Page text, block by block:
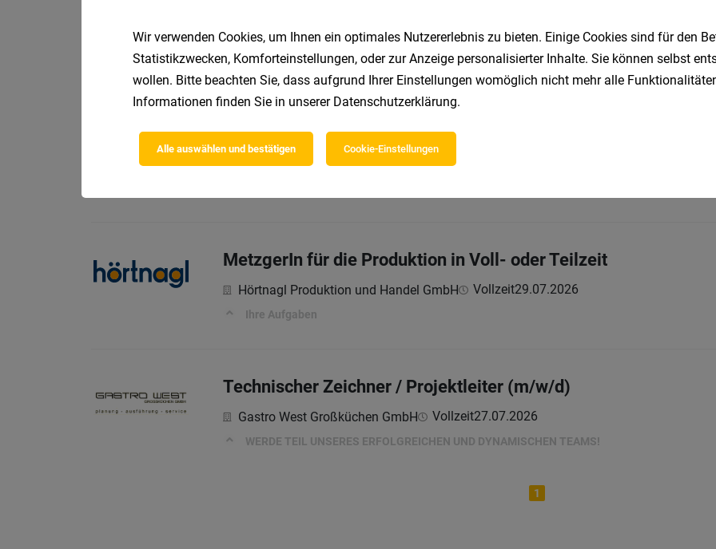
Adecco Personalbereitstellungs GmbH Vollzeit | Leasing, Zeitarbeit25.07.2026
Einsatzort
Rezeptionsmitarbeiter*in Front-Office (w/m/d) - Gastgeber:in
Patricia Schönherr Hotel GmbH Vollzeit | Teilzeit
MetzgerIn für die Produktion in Voll- oder Teilzeit
Hörtnagl Produktion und Handel GmbH Vollzeit29.07.2026
Ihre Aufgaben
Technischer Zeichner / Projektleiter (m/w/d)
Gastro West Großküchen GmbH Vollzeit27.07.2026
WERDE TEIL UNSERES ERFOLGREICHEN UND DYNAMISCHEN TEAMS!
1
Wir verwenden Cookies, um Ihnen ein optimales Nutzererlebnis zu bieten. Einige Cookies sind für den
Statistikzwecken, Komforteinstellungen, oder zur Anzeige personalisierter Inhalte. Sie können selbst
wollen. Bitte beachten Sie, dass aufgrund Ihrer Einstellungen womöglich nicht mehr alle
Informationen finden Sie in unserer Datenschutzerklärung.
Alle auswählen und bestätigen Cookie-Einstellungen